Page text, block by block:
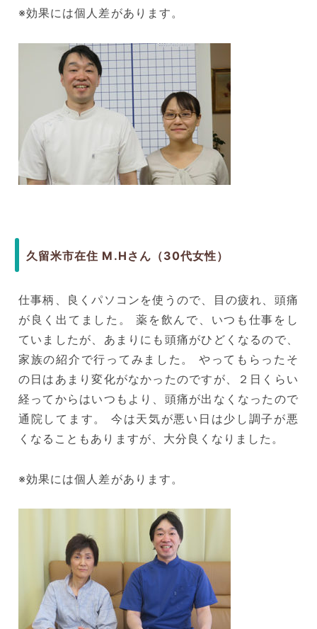
※効果には個人差があります。
久留米市在住 M.Hさん（30代女性）
仕事柄、良くパソコンを使うので、目の疲れ、頭痛
が良く出てました。 薬を飲んで、いつも仕事をし
ていましたが、あまりにも頭痛がひどくなるので、
家族の紹介で行ってみました。 やってもらったそ
の日はあまり変化がなかったのですが、２日くらい
経ってからはいつもより、頭痛が出なくなったので
通院してます。 今は天気が悪い日は少し調子が悪
くなることもありますが、大分良くなりました。
※効果には個人差があります。